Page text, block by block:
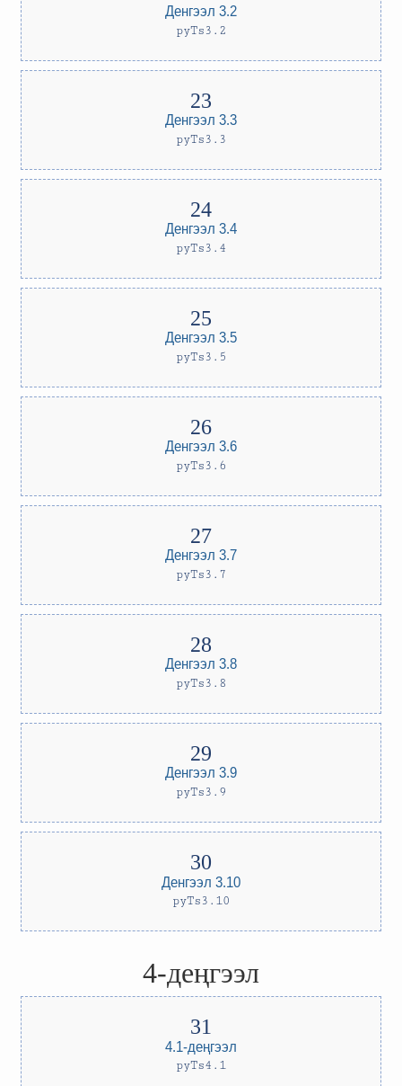
Денгээл 3.2
pyTs3.2
Денгээл 3.3
pyTs3.3
Денгээл 3.4
pyTs3.4
Денгээл 3.5
pyTs3.5
Денгээл 3.6
pyTs3.6
Денгээл 3.7
pyTs3.7
Денгээл 3.8
pyTs3.8
Денгээл 3.9
pyTs3.9
Денгээл 3.10
pyTs3.10
4-деңгээл
4.1-деңгээл
pyTs4.1